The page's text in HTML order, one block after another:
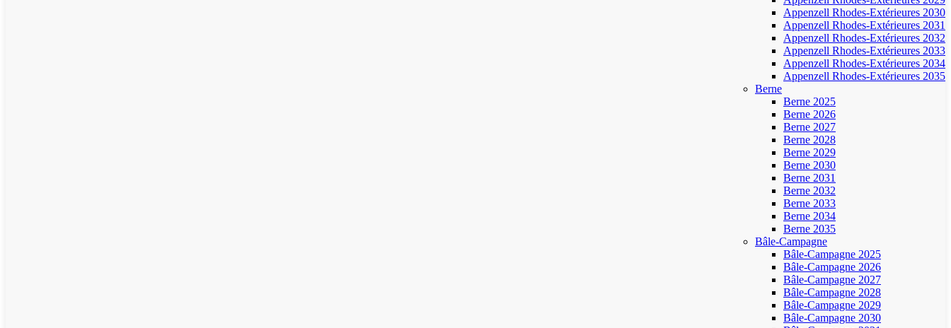
Appenzell Rhodes-Extérieures 2030
Appenzell Rhodes-Extérieures 2031
Appenzell Rhodes-Extérieures 2032
Appenzell Rhodes-Extérieures 2033
Appenzell Rhodes-Extérieures 2034
Appenzell Rhodes-Extérieures 2035
Berne
Berne 2025
Berne 2026
Berne 2027
Berne 2028
Berne 2029
Berne 2030
Berne 2031
Berne 2032
Berne 2033
Berne 2034
Berne 2035
Bâle-Campagne
Bâle-Campagne 2025
Bâle-Campagne 2026
Bâle-Campagne 2027
Bâle-Campagne 2028
Bâle-Campagne 2029
Bâle-Campagne 2030